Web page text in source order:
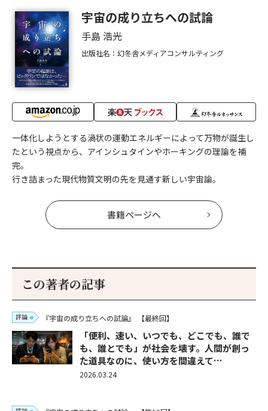
宇宙の成り立ちへの試論
手島 浩光
出版社名：幻冬舎メディアコンサルティング
一体化しようとする渦状の運動エネルギーによって万物が誕生し
たという視点から、アインシュタインやホーキングの理論を補
完。
行き詰まった現代物質文明の先を見通す新しい宇宙論。
書籍ページへ
この著者の記事
評論 『宇宙の成り立ちへの試論』 【最終回】
「便利、速い、いつでも、どこでも、誰で
も、誰とでも」が社会を壊す。人間が創っ
た道具なのに、使い方を間違えて…
2026.03.24